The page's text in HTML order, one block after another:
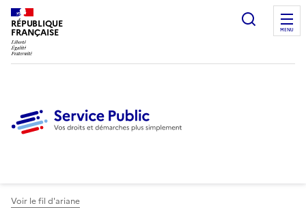
RÉPUBLIQUE
FRANÇAISE
Ouvrir
MENU
Voir le fil d'ariane